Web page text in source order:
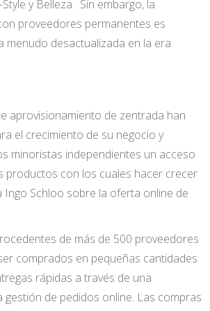
y Belleza. Sin embargo, la
proveedores permanentes es
menudo desactualizada en la era
aprovisionamiento de zentrada han
el crecimiento de su negocio y
minoristas independientes un acceso
productos con los cuales hacer crecer
Ingo Schloo sobre la oferta online de
de más de 500 proveedores
comprados en pequeñas cantidades
rápidas a través de una
de pedidos online. Las compras